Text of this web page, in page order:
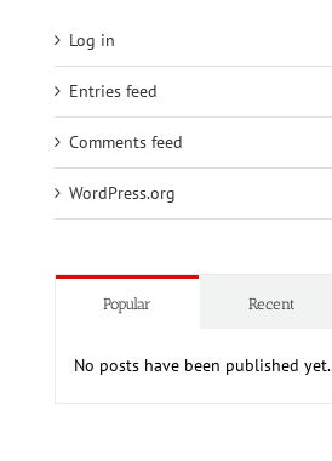
Log in
Entries feed
Comments feed
WordPress.org
Popular Recent
No posts have been published yet.